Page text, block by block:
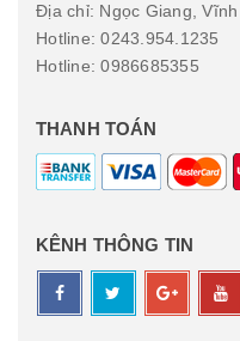
Địa chỉ: Ngọc Giang,
Hotline: 0243.954.1235
Hotline: 0986685355
THANH TOÁN
KÊNH THÔNG TIN